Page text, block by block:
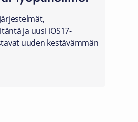
ja uusi iOS17-
uuden kestävämmän